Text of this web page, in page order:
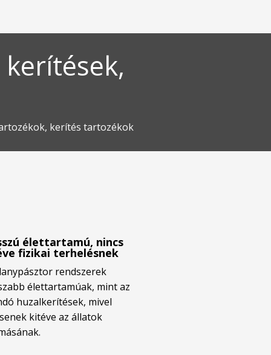
kerítés tartozékok
élettartamú, nincs
fizikai terhelésnek
rendszerek
élettartamúak, mint az
huzalkerítések, mivel
kitéve az állatok